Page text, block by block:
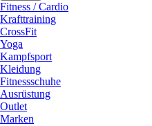
Fitness / Cardio
Krafttraining
CrossFit
Yoga
Kampfsport
Kleidung
Fitnessschuhe
Ausrüstung
Outlet
Marken